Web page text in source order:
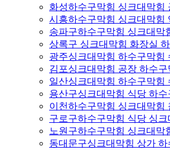
화성하수구막힘 싱크대막힘
시흥하수구막힘 싱크대막힘
송파구하수구막힘 싱크대막
상록구 싱크대막힘 화장실
광주싱크대막힘 하수구막힘
김포싱크대막힘 공장 하수
일산싱크대막힘 하수구막힘
용산구싱크대막힘 식당 하
이천하수구막힘 싱크대막힘
구로구하수구막힘 식당 싱크
노원구하수구막힘 싱크대막
동대문구싱크대막힘 상가